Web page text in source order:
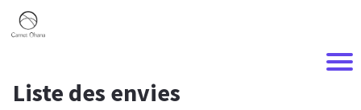
Liste des envies